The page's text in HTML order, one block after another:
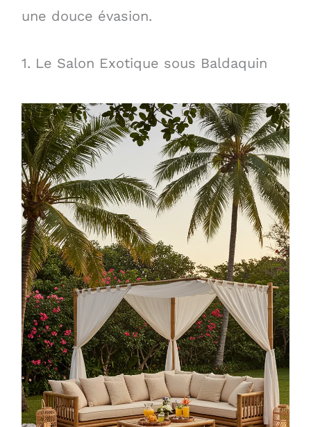
une douce évasion.
1. Le Salon Exotique sous Baldaquin